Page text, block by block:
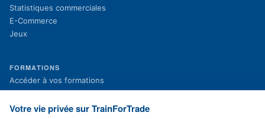
Statistiques commerciales
E-Commerce
Jeux
FORMATIONS
Accéder à vos formations
Inscription aux formations(s'ouvre dans un nouvel onglet)
Projets en cours
Votre vie privée sur TrainForTrade